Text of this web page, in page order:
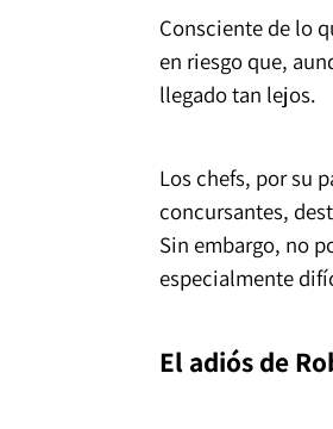
Consciente de lo
en riesgo que,
llegado tan lejos.
Los chefs, por su
concursantes,
Sin embargo, no
especialmente
El adiós de